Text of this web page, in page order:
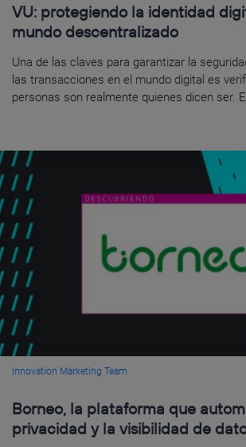
VU: protegiendo la identidad
mundo descentralizado
Una de las claves para garantizar la
las transacciones en el mundo digital es
personas son realmente quienes dicen ser.
Innovation Marketing Team
Borneo, la plataforma que
privacidad y la visibilidad de